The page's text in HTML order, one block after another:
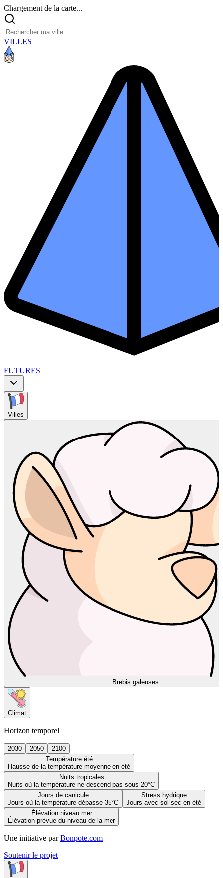
Chargement de la carte...
VILLES
FUTURES
Villes
Brebis galeuses
Climat
Horizon temporel
2030 2050
2100
Température été
Hausse de la température moyenne en été
Nuits tropicales
Nuits où la température ne descend pas sous 20°C
Jours de canicule
Jours où la température dépasse 35°C
Stress hydrique
Jours avec sol sec en été
Élévation niveau mer
Élévation prévue du niveau de la mer
Une initiative par Bonpote.com
Soutenir le projet